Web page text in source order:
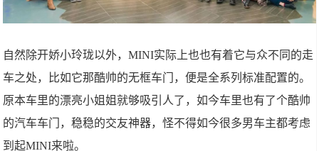
自然除开娇小玲珑以外，MINI实际上也也有着它与众不同的走
车之处，比如它那酷帅的无框车门，便是全系列标准配置的。
原本车里的漂亮小姐姐就够吸引人了，如今车里也有了个酷帅
的汽车车门，稳稳的交友神器，怪不得如今很多男车主都考虑
到起MINI来啦。